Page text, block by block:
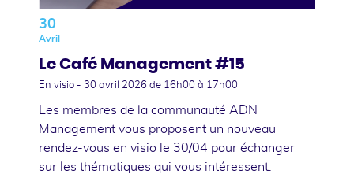
30
Avril
Le Café Management #15
En visio - 30 avril 2026 de 16h00 à 17h00
Les membres de la communauté ADN
Management vous proposent un nouveau
rendez-vous en visio le 30/04 pour échanger
sur les thématiques qui vous intéressent.